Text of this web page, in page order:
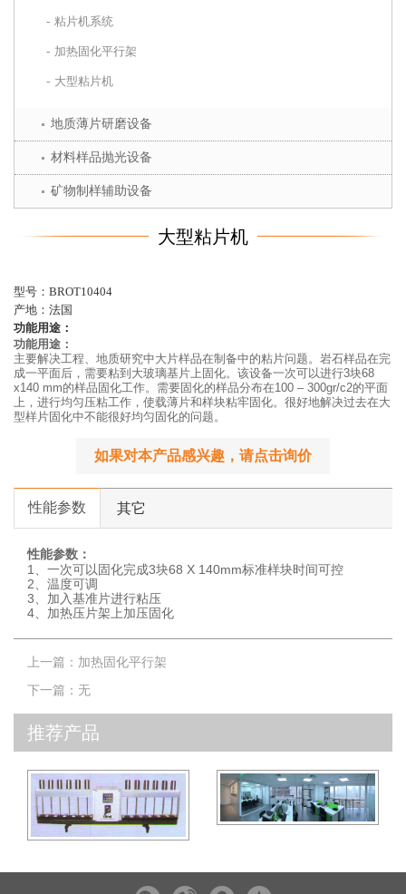
粘片机系统
加热固化平行架
大型粘片机
地质薄片研磨设备
材料样品抛光设备
矿物制样辅助设备
大型粘片机
型号：BROT10404
产地：法国
功能用途：
功能用途：
主要解决工程、地质研究中大片样品在制备中的粘片问题。岩石样品在完
成一平面后，需要粘到大玻璃基片上固化。该设备一次可以进行3块68
x140 mm的样品固化工作。需要固化的样品分布在100 – 300gr/c2的平面
上，进行均匀压粘工作，使载薄片和样块粘牢固化。很好地解决过去在大
型样片固化中不能很好均匀固化的问题。
如果对本产品感兴趣，请点击询价
性能参数 其它
性能参数：
1、一次可以固化完成3块68 X 140mm标准样块时间可控
2、温度可调
3、加入基准片进行粘压
4、加热压片架上加压固化
上一篇： 加热固化平行架
下一篇： 无
推荐产品